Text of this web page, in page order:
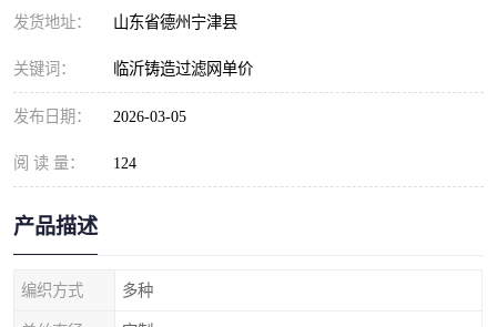
发货地址： 山东省德州宁津县
关键词： 临沂铸造过滤网单价
发布日期： 2026-03-05
阅 读 量： 124
产品描述
编织方式 多种